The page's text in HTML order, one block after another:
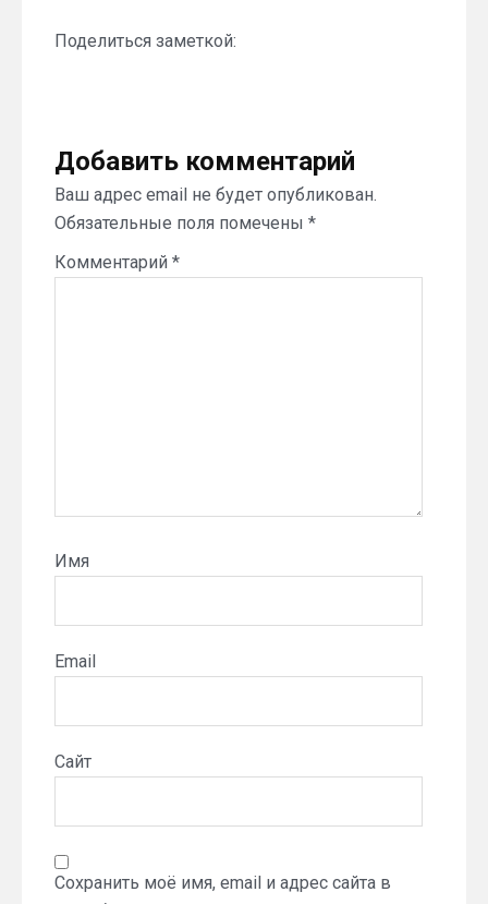
Поделиться заметкой:
Добавить комментарий
Ваш адрес email не будет опубликован.
Обязательные поля помечены *
Комментарий *
Имя
Email
Сайт
Сохранить моё имя, email и адрес сайта в